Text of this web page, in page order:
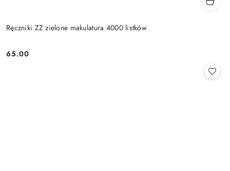
Ręczniki ZZ zielone makulatura 4000 listków
Cena:
65.00